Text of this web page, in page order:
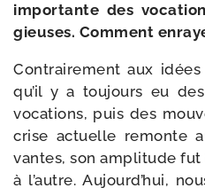
impor­tante des
gieuses. Comment
Contrairement aux
qu’il y a tou­jours eu
voca­tions, puis des
crise actuelle remonte
vantes, son ampli­tude fut
à l’autre. Aujourd’hui,